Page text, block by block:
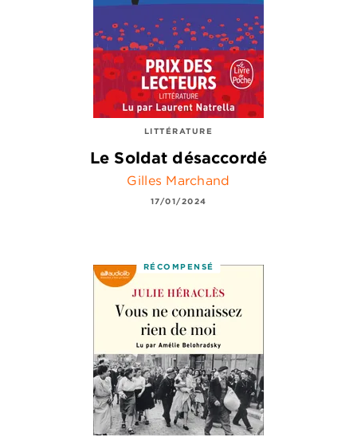
LITTÉRATURE
Le Soldat désaccordé
Gilles Marchand
17/01/2024
RÉCOMPENSÉ